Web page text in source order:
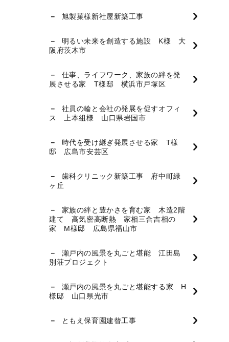
旭製菓様新社屋新築工事
明るい未来を創造する施設 K様 大
阪府茨木市
仕事、ライフワーク、家族の絆を発
展させる家 T様邸 横浜市戸塚区
社員の輪と会社の発展を促すオフィ
ス 上本組様 山口県岩国市
時代を受け継ぎ発展させる家 T様
邸 広島市安芸区
歯科クリニック新築工事 府中町緑
ヶ丘
家族の絆と豊かさを育む家 木造2階
建て 高気密高断熱 家相三合吉相の
家 M様邸 広島県福山市
瀬戸内の風景を丸ごと堪能 江田島
別荘プロジェクト
瀬戸内の風景を丸ごと堪能する家 H
様邸 山口県光市
ともえ保育園建替工事